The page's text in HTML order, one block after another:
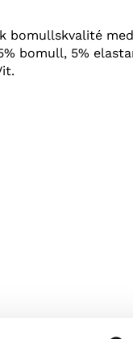
bomullskvalité
bomull, 5%